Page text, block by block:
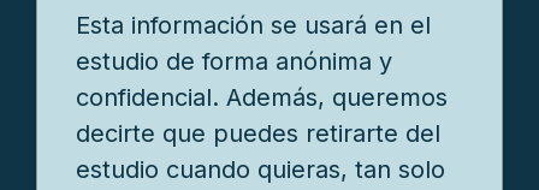
Esta información se usará en el
estudio de forma anónima y
confidencial. Además, queremos
decirte que puedes retirarte del
estudio cuando quieras, tan solo